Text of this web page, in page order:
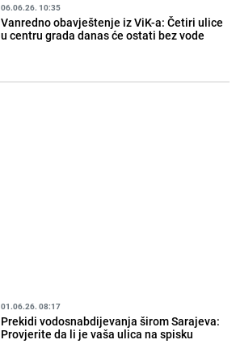
06.06.26. 10:35
Vanredno obavještenje iz ViK-a: Četiri ulice
u centru grada danas će ostati bez vode
01.06.26. 08:17
Prekidi vodosnabdijevanja širom Sarajeva:
Provjerite da li je vaša ulica na spisku